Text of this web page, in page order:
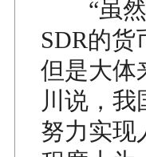
“虽然
SDR的
但是大体
川说，
努力实现